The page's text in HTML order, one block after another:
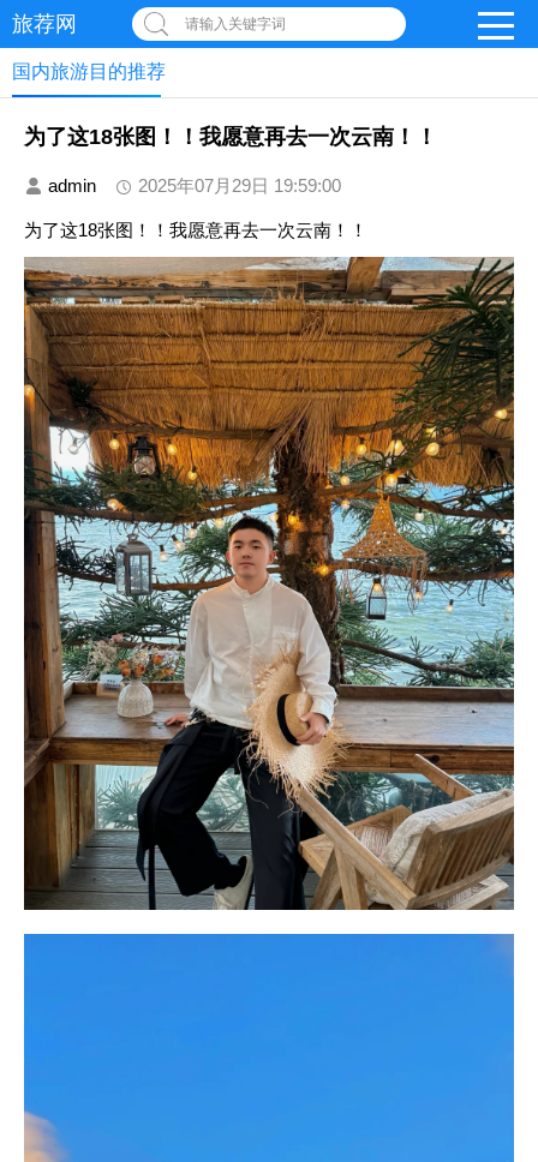
旅荐网 请输入关键字词
国内旅游目的推荐
为了这18张图！！我愿意再去一次云南！！
admin 2025年07月29日 19:59:00
为了这18张图！！我愿意再去一次云南！！